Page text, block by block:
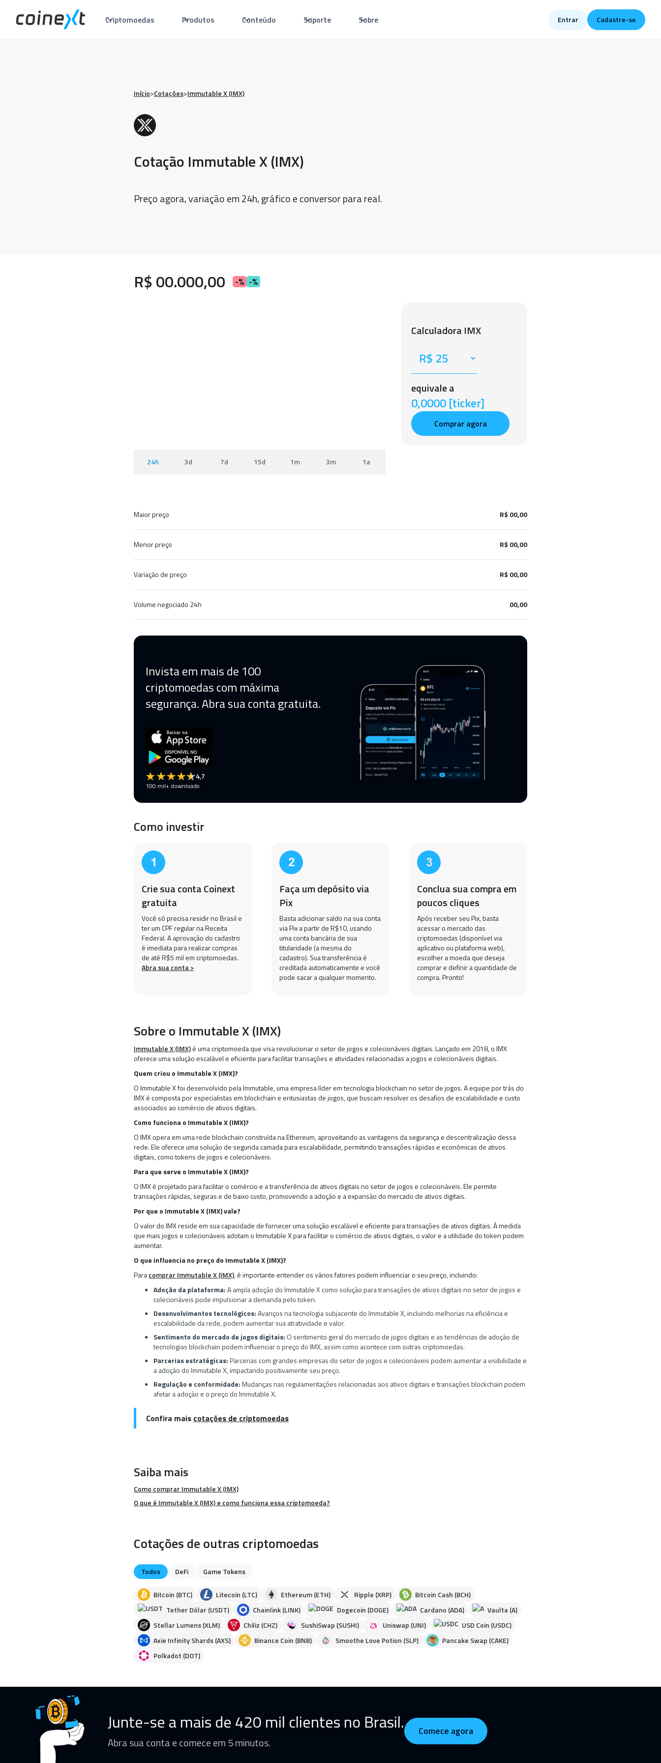
Criptomoedas Produtos Conteúdo Suporte Sobre Entrar Cadastre-se
Início>Cotações>Immutable X (IMX)
Cotação Immutable X (IMX)
Preço agora, variação em 24h, gráfico e conversor para real.
R$ 00.000,00 -% -%
24h 3d 7d 15d 1m 3m 1a
Calculadora IMX
equivale a
0,0000 [ticker]
Comprar agora
Maior preço R$ 00,00
Menor preço R$ 00,00
Variação de preço R$ 00,00
Volume negociado 24h 00,00
Invista em mais de 100
criptomoedas com máxima
segurança. Abra sua conta gratuita.
4,7
100 mil+ downloads
Como investir
Crie sua conta Coinext
gratuita
Você só precisa residir no Brasil e
ter um CPF regular na Receita
Federal. A aprovação do cadastro
é imediata para realizar compras
de até R$5 mil em criptomoedas.
Abra sua conta >
Faça um depósito via
Pix
Basta adicionar saldo na sua conta
via Pix a partir de R$10, usando
uma conta bancária de sua
titularidade (a mesma do
cadastro). Sua transferência é
creditada automaticamente e você
pode sacar a qualquer momento.
Conclua sua compra em
poucos cliques
Após receber seu Pix, basta
acessar o mercado das
criptomoedas (disponível via
aplicativo ou plataforma web),
escolher a moeda que deseja
comprar e definir a quantidade de
compra. Pronto!
Sobre o Immutable X (IMX)
Immutable X (IMX)é uma criptomoeda que visa revolucionar o setor de jogos e colecionáveis digitais. Lançado em 2018, o IMX
oferece uma solução escalável e eficiente para facilitar transações e atividades relacionadas a jogos e colecionáveis digitais.
Quem criou o Immutable X (IMX)?
O Immutable X foi desenvolvido pela Immutable, uma empresa líder em tecnologia blockchain no setor de jogos. A equipe por trás do
IMX é composta por especialistas em blockchain e entusiastas de jogos, que buscam resolver os desafios de escalabilidade e custo
associados ao comércio de ativos digitais.
Como funciona o Immutable X (IMX)?
O IMX opera em uma rede blockchain construída na Ethereum, aproveitando as vantagens da segurança e descentralização dessa
rede. Ele oferece uma solução de segunda camada para escalabilidade, permitindo transações rápidas e econômicas de ativos
digitais, como tokens de jogos e colecionáveis.
Para que serve o Immutable X (IMX)?
O IMX é projetado para facilitar o comércio e a transferência de ativos digitais no setor de jogos e colecionáveis. Ele permite
transações rápidas, seguras e de baixo custo, promovendo a adoção e a expansão do mercado de ativos digitais.
Por que o Immutable X (IMX) vale?
O valor do IMX reside em sua capacidade de fornecer uma solução escalável e eficiente para transações de ativos digitais. À medida
que mais jogos e colecionáveis adotam o Immutable X para facilitar o comércio de ativos digitais, o valor e a utilidade do token podem
aumentar.
O que influencia no preço do Immutable X (IMX)?
Paracomprar Immutable X (IMX), é importante entender os vários fatores podem influenciar o seu preço, incluindo:
Adoção da plataforma:A ampla adoção do Immutable X como solução para transações de ativos digitais no setor de jogos e
colecionáveis pode impulsionar a demanda pelo token.
Desenvolvimentos tecnológicos:Avanços na tecnologia subjacente do Immutable X, incluindo melhorias na eficiência e
escalabilidade da rede, podem aumentar sua atratividade e valor.
Sentimento do mercado de jogos digitais: O sentimento geral do mercado de jogos digitais e as tendências de adoção de
tecnologias blockchain podem influenciar o preço do IMX, assim como acontece com outras criptomoedas.
Parcerias estratégicas:Parcerias com grandes empresas do setor de jogos e colecionáveis podem aumentar a visibilidade e
a adoção do Immutable X, impactando positivamente seu preço.
Regulação e conformidade:Mudanças nas regulamentações relacionadas aos ativos digitais e transações blockchain podem
afetar a adoção e o preço do Immutable X.
Confira mais cotações de criptomoedas
Saiba mais
Como comprar Immutable X (IMX)
O que é Immutable X (IMX) e como funciona essa criptomoeda?
Cotações de outras criptomoedas
Todos DeFi Game Tokens
Bitcoin (BTC) Litecoin (LTC) Ethereum (ETH) Ripple (XRP)
Bitcoin Cash (BCH)
Tether Dólar (USDT)
Chainlink (LINK) Dogecoin (DOGE) Cardano (ADA)
Vaulta (A)
Stellar Lumens (XLM)
Chiliz (CHZ) SushiSwap (SUSHI) Uniswap (UNI)
USD Coin (USDC)
Axie Infinity Shards (AXS)
Binance Coin (BNB) Smoothe Love Potion (SLP)
Pancake Swap (CAKE)
Polkadot (DOT)
Junte-se a mais de 420 mil clientes no Brasil.
Abra sua conta e comece em 5 minutos.
Comece agora